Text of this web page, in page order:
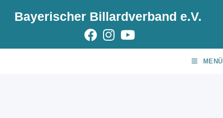
Bayerischer Billardverband e.V.
MENÜ